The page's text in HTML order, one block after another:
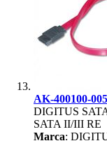
AK-400100-
DIGITUS
SATA II/III RE
Marca: